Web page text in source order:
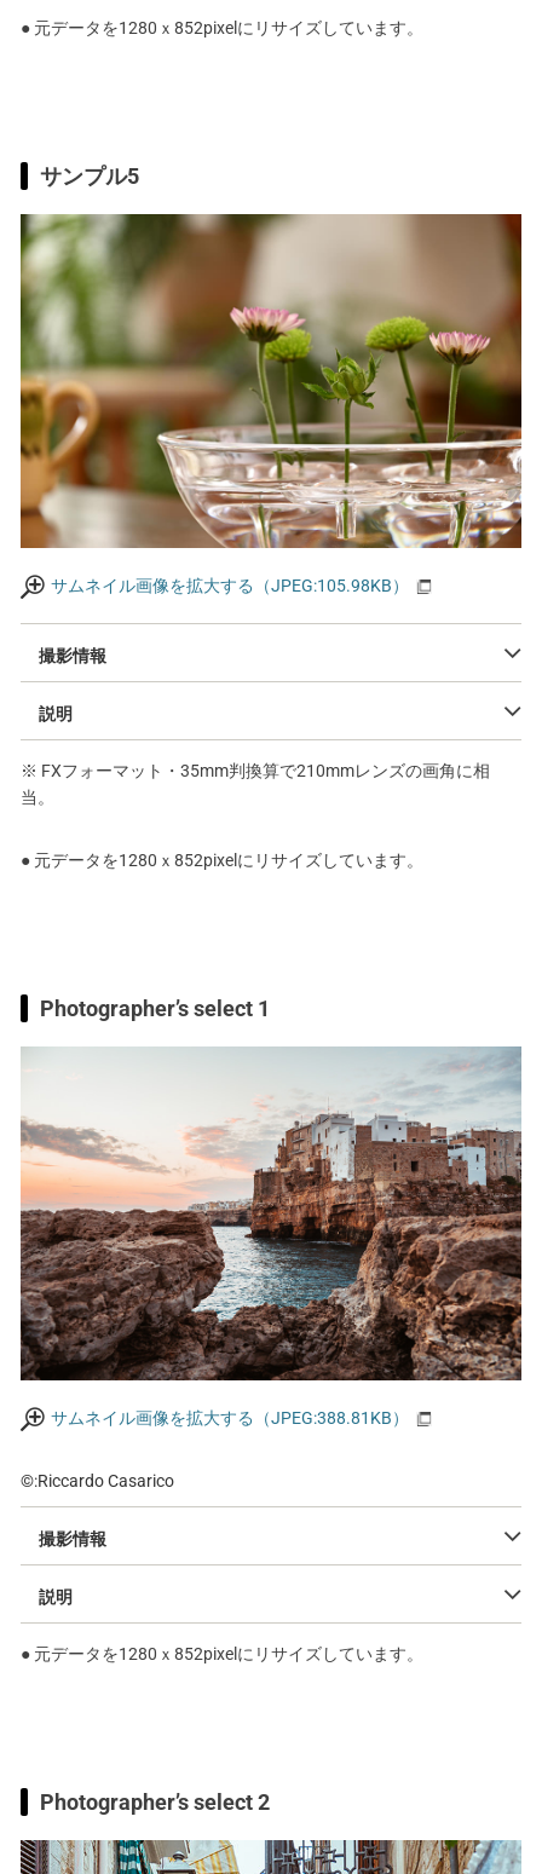
● 元データを1280ｘ852pixelにリサイズしています。
サンプル5
サムネイル画像を拡大する（JPEG:105.98KB）
撮影情報
説明
※ FXフォーマット・35mm判換算で210mmレンズの画角に相
当。
● 元データを1280ｘ852pixelにリサイズしています。
Photographer’s select 1
サムネイル画像を拡大する（JPEG:388.81KB）
©:Riccardo Casarico
撮影情報
説明
● 元データを1280ｘ852pixelにリサイズしています。
Photographer’s select 2